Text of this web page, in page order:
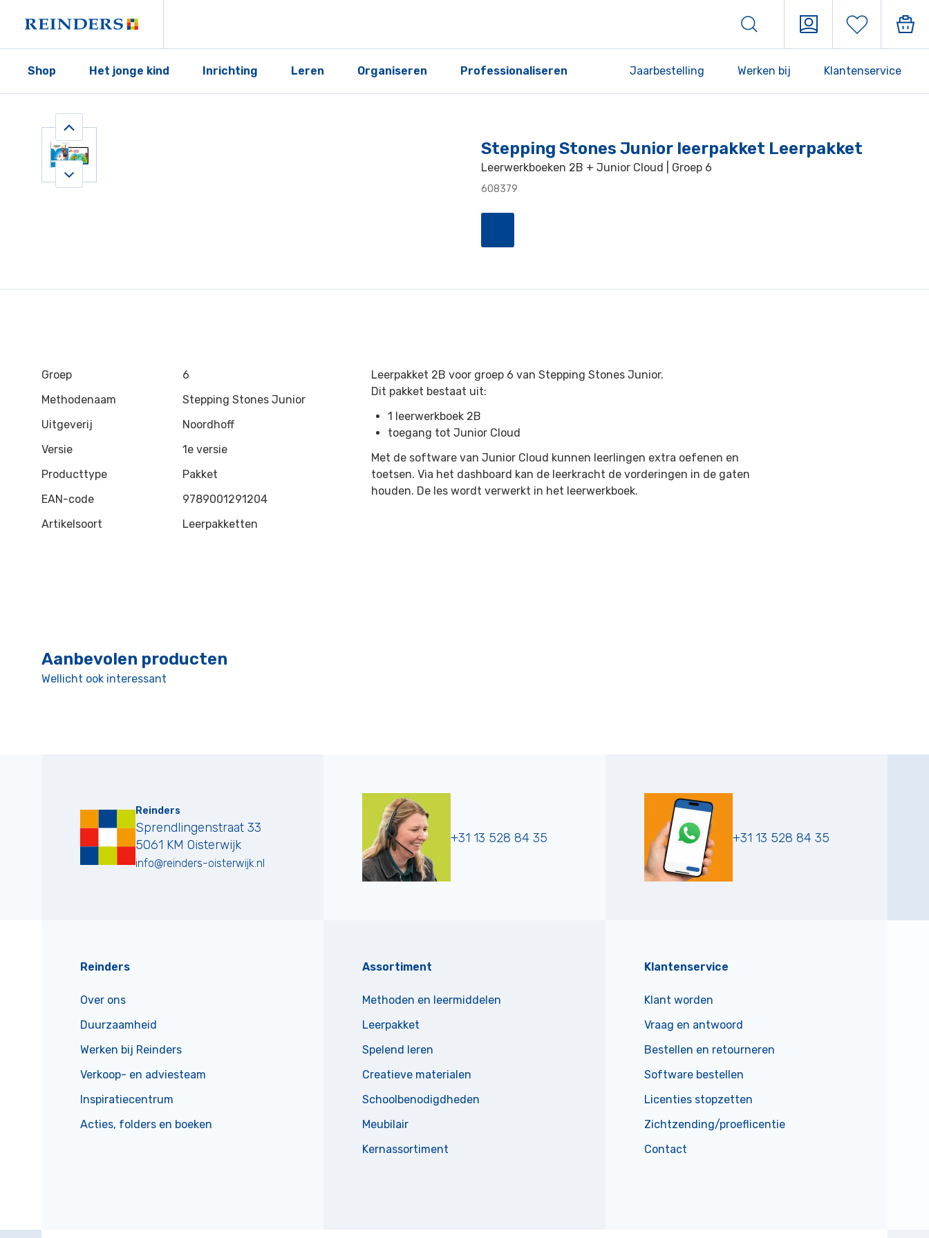
Shop Het jonge kind Inrichting Leren Organiseren Professionaliseren Jaarbestelling Werken bij Klantenservice
Stepping Stones Junior leerpakket Leerpakket
Leerwerkboeken 2B + Junior Cloud | Groep 6
608379
Groep
6
Methodenaam
Stepping Stones Junior
Uitgeverij
Noordhoff
Versie
1e versie
Producttype
Pakket
EAN-code
9789001291204
Artikelsoort
Leerpakketten
Leerpakket 2B voor groep 6 van Stepping Stones Junior.
Dit pakket bestaat uit:
1 leerwerkboek 2B
toegang tot Junior Cloud
Met de software van Junior Cloud kunnen leerlingen extra oefenen en
toetsen. Via het dashboard kan de leerkracht de vorderingen in de gaten
houden. De les wordt verwerkt in het leerwerkboek.
Aanbevolen producten
Wellicht ook interessant
Reinders
Sprendlingenstraat 33
5061 KM Oisterwijk
info@reinders-oisterwijk.nl
+31 13 528 84 35 +31 13 528 84 35
Reinders
Over ons
Duurzaamheid
Werken bij Reinders
Verkoop- en adviesteam
Inspiratiecentrum
Acties, folders en boeken
Assortiment
Methoden en leermiddelen
Leerpakket
Spelend leren
Creatieve materialen
Schoolbenodigdheden
Meubilair
Kernassortiment
Klantenservice
Klant worden
Vraag en antwoord
Bestellen en retourneren
Software bestellen
Licenties stopzetten
Zichtzending/proeflicentie
Contact